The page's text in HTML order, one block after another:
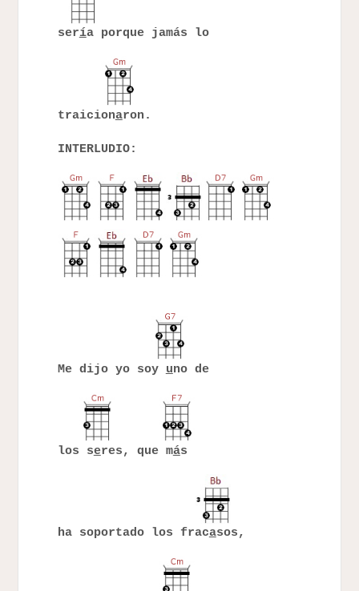
sería porque jamás lo
traicionaron.
INTERLUDIO:
Me dijo yo soy uno de
los seres, que más
ha soportado los fracasos,